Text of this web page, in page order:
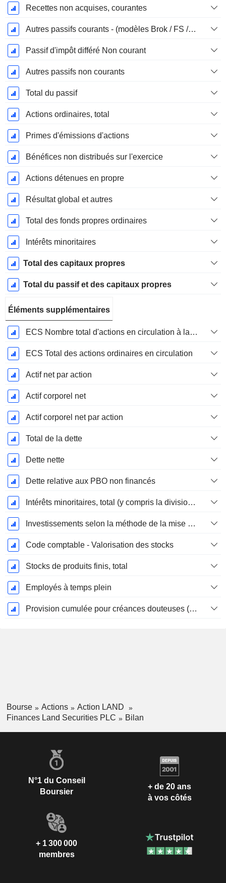
Recettes non acquises, courantes
Autres passifs courants - (modèles Brok / FS / Ins. / REIT)
Passif d'impôt différé Non courant
Autres passifs non courants
Total du passif
Actions ordinaires, total
Primes d'émissions d'actions
Bénéfices non distribués sur l'exercice
Actions détenues en propre
Résultat global et autres
Total des fonds propres ordinaires
Intérêts minoritaires
Total des capitaux propres
Total du passif et des capitaux propres
Éléments supplémentaires
ECS Nombre total d'actions en circulation à la date de dépôt
ECS Total des actions ordinaires en circulation
Actif net par action
Actif corporel net
Actif corporel net par action
Total de la dette
Dette nette
Dette relative aux PBO non financés
Intérêts minoritaires, total (y compris la division financière)
Investissements selon la méthode de la mise en équivalence, total
Code comptable - Valorisation des stocks
Stocks de produits finis, total
Employés à temps plein
Provision cumulée pour créances douteuses (Supple)
Bourse Actions
Action LAND
Finances Land Securities PLC
Bilan
N°1 du Conseil
Boursier
+ de 20 ans
à vos côtés
+ 1 300 000
membres